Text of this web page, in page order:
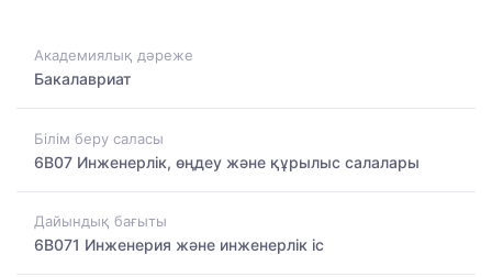
Академиялық дәреже
Бакалавриат
Білім беру саласы
6B07 Инженерлік, өңдеу және құрылыс салалары
Дайындық бағыты
6B071 Инженерия және инженерлік іс